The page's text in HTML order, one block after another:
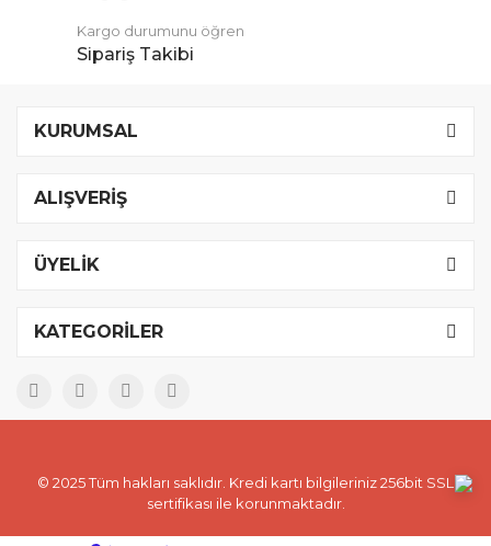
Kargo durumunu öğren
Sipariş Takibi
KURUMSAL
ALIŞVERİŞ
ÜYELİK
KATEGORİLER
© 2025 Tüm hakları saklıdır. Kredi kartı bilgileriniz 256bit SSL
sertifikası ile korunmaktadır.